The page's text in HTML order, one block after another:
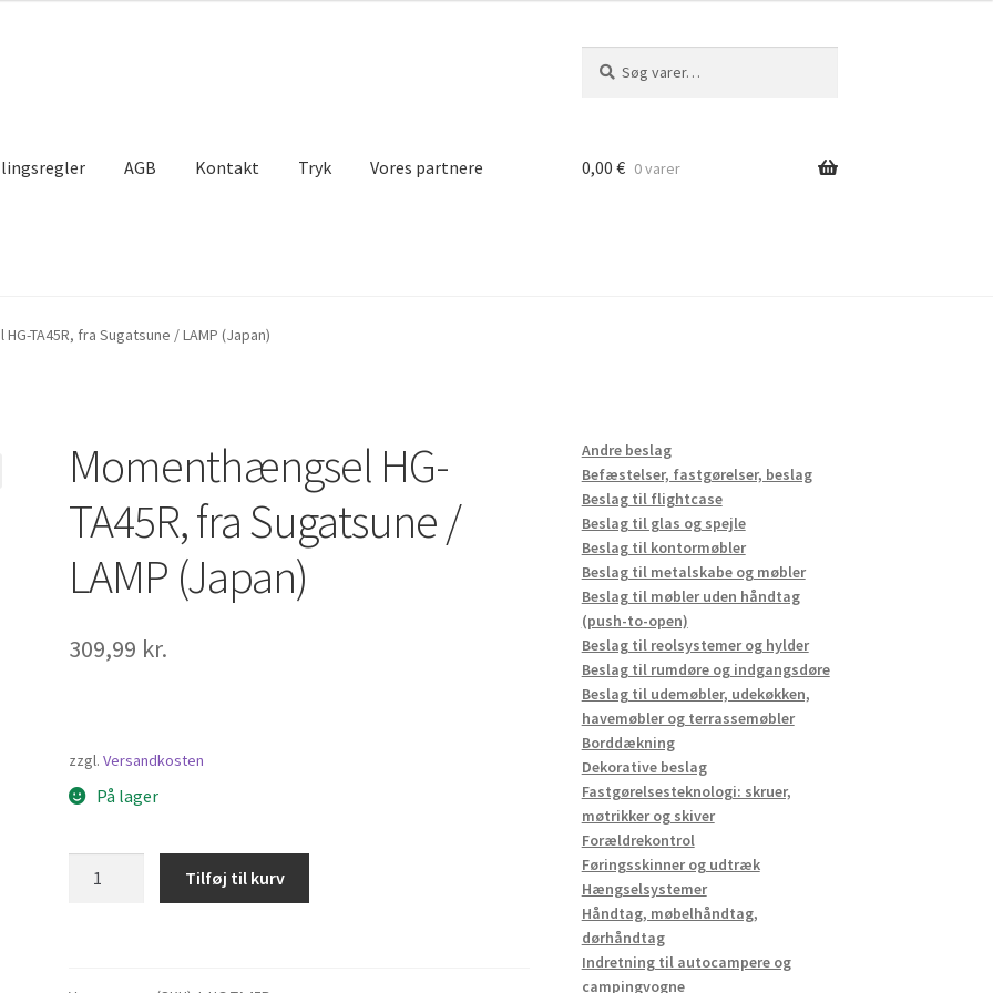
efter:
AGB Kontakt Tryk Vores partnere
Indkøbskurv Kasseapparat Kontakt
0,00 € 0 varer
TA45R, fra Sugatsune / LAMP (Japan)
Momenthængsel HG-
TA45R, fra Sugatsune /
LAMP (Japan)
309,99 kr.
zzgl.Versandkosten
På lager
Tilføj til kurv
Andre beslag
Befæstelser, fastgørelser, beslag
Beslag til flightcase
Beslag til glas og spejle
Beslag til kontormøbler
Beslag til metalskabe og møbler
Beslag til møbler uden håndtag
(push-to-open)
Beslag til reolsystemer og hylder
Beslag til rumdøre og indgangsdøre
Beslag til udemøbler, udekøkken,
havemøbler og terrassemøbler
Borddækning
Dekorative beslag
Fastgørelsesteknologi: skruer,
møtrikker og skiver
Forældrekontrol
Føringsskinner og udtræk
Hængselsystemer
Håndtag, møbelhåndtag,
dørhåndtag
Indretning til autocampere og
campingvogne